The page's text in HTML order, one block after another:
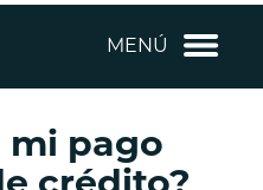
MENÚ
mi pago